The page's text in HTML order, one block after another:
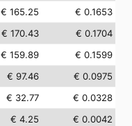
€ 165.25
€ 0.1653
€ 170.43
€ 0.1704
€ 159.89
€ 0.1599
€ 97.46
€ 0.0975
€ 32.77
€ 0.0328
€ 4.25
€ 0.0042